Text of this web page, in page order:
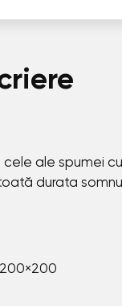
ale spumei
durata
200×200